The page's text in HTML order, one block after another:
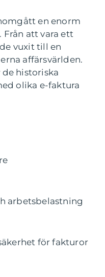
en enorm
att vara ett
vuxit till en
affärsvärlden.
de historiska
olika e-faktura
arbetsbelastning
för fakturor